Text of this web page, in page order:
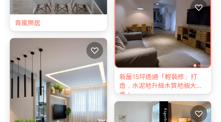
青嵐樂居
♡
新屋15坪透過「輕裝修」打
造，水泥地升級木質地板大改
造！
♡
♡